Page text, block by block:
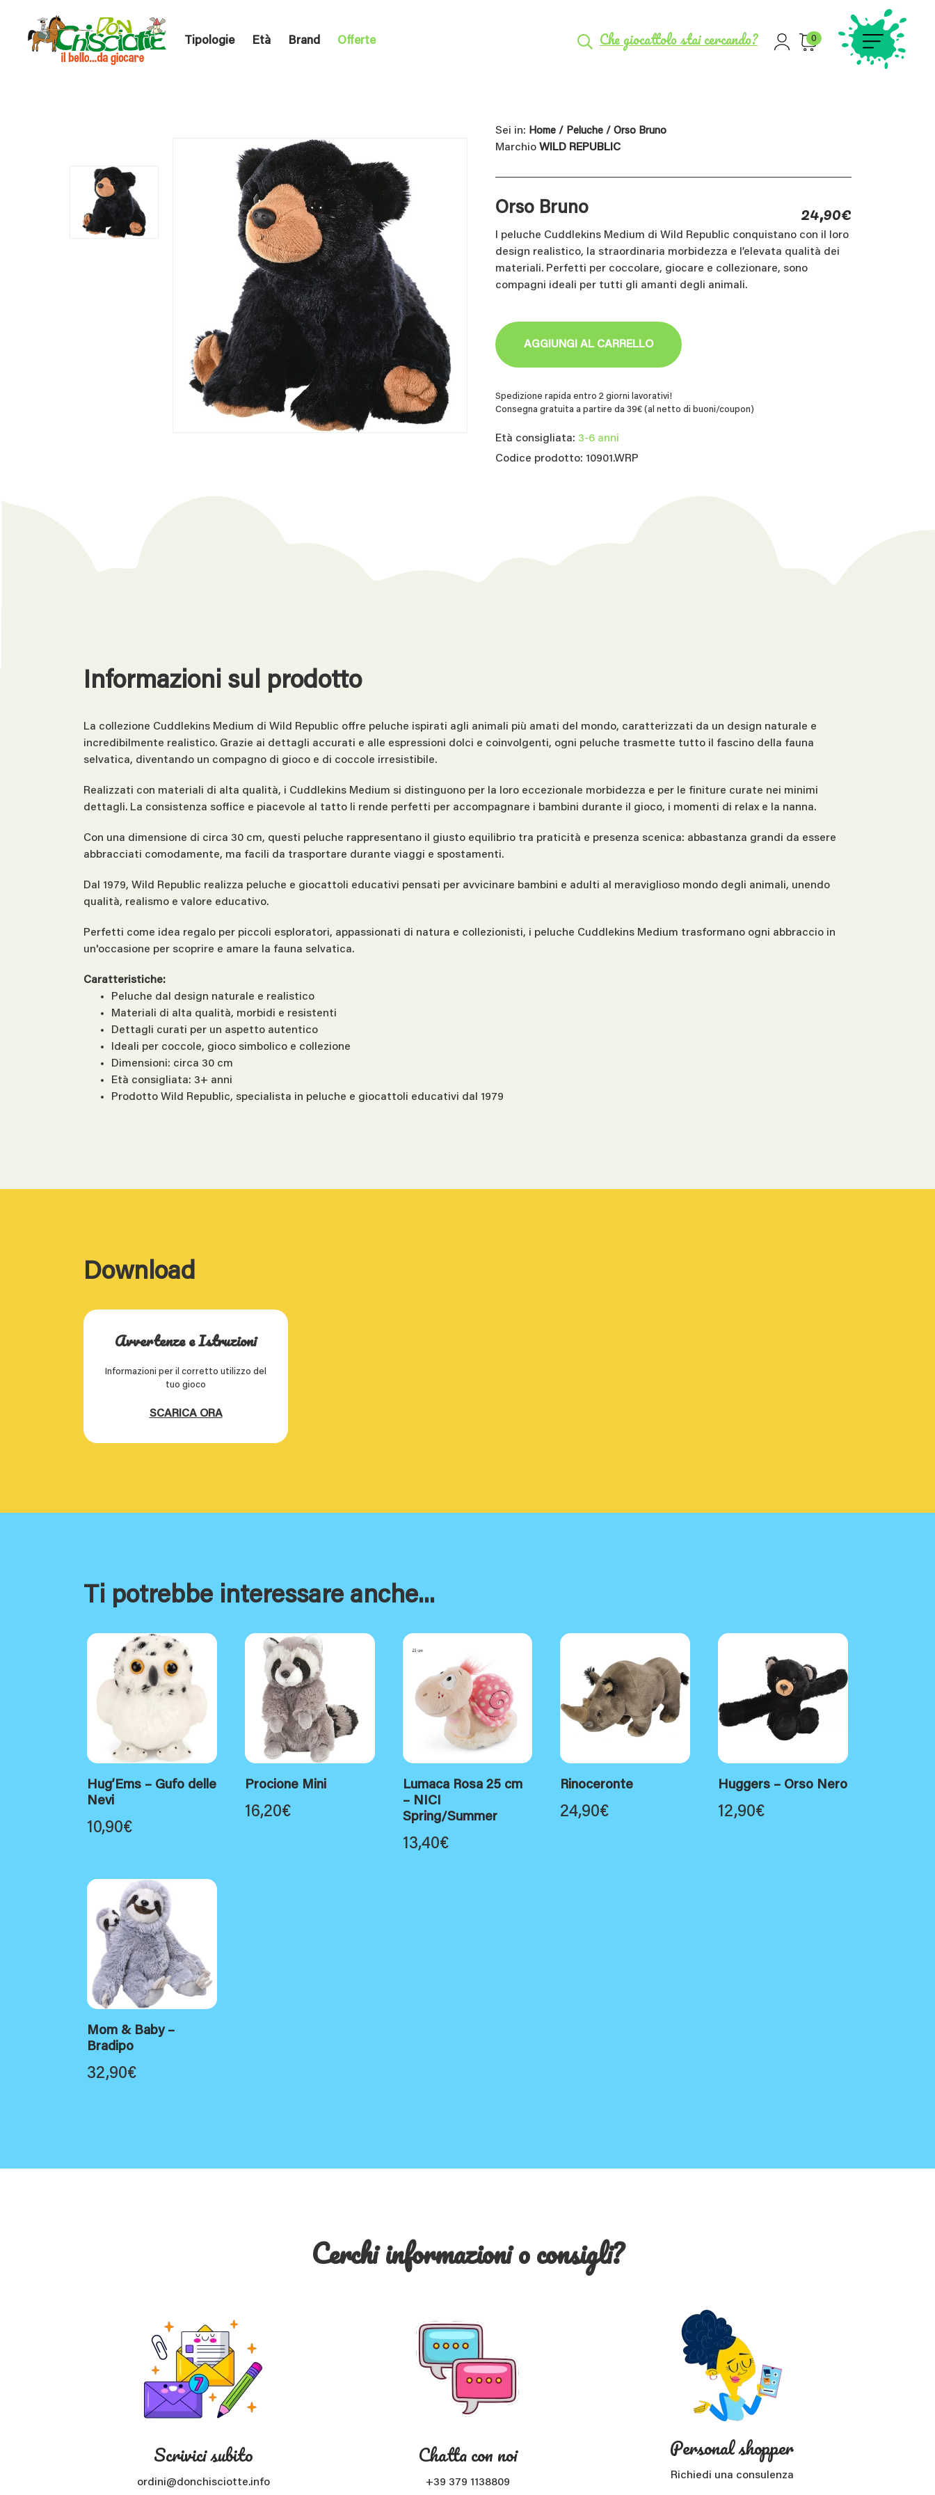
Tipologie Età Brand Offerte Che giocattolo stai cercando? 0
Sei in: Home / Peluche / Orso Bruno
Marchio WILD REPUBLIC
Orso Bruno 24,90€
I peluche Cuddlekins Medium di Wild Republic conquistano con il loro
design realistico, la straordinaria morbidezza e l’elevata qualità dei
materiali. Perfetti per coccolare, giocare e collezionare, sono
compagni ideali per tutti gli amanti degli animali.
AGGIUNGI AL CARRELLO
Spedizione rapida entro 2 giorni lavorativi!
Consegna gratuita a partire da 39€ (al netto di buoni/coupon)
Età consigliata: 3-6 anni
Codice prodotto: 10901.WRP
Informazioni sul prodotto
La collezione Cuddlekins Medium di Wild Republic offre peluche ispirati agli animali più amati del mondo, caratterizzati da un design naturale e
incredibilmente realistico. Grazie ai dettagli accurati e alle espressioni dolci e coinvolgenti, ogni peluche trasmette tutto il fascino della fauna
selvatica, diventando un compagno di gioco e di coccole irresistibile.
Realizzati con materiali di alta qualità, i Cuddlekins Medium si distinguono per la loro eccezionale morbidezza e per le finiture curate nei minimi
dettagli. La consistenza soffice e piacevole al tatto li rende perfetti per accompagnare i bambini durante il gioco, i momenti di relax e la nanna.
Con una dimensione di circa 30 cm, questi peluche rappresentano il giusto equilibrio tra praticità e presenza scenica: abbastanza grandi da essere
abbracciati comodamente, ma facili da trasportare durante viaggi e spostamenti.
Dal 1979, Wild Republic realizza peluche e giocattoli educativi pensati per avvicinare bambini e adulti al meraviglioso mondo degli animali, unendo
qualità, realismo e valore educativo.
Perfetti come idea regalo per piccoli esploratori, appassionati di natura e collezionisti, i peluche Cuddlekins Medium trasformano ogni abbraccio in
un'occasione per scoprire e amare la fauna selvatica.
Caratteristiche:
Peluche dal design naturale e realistico
Materiali di alta qualità, morbidi e resistenti
Dettagli curati per un aspetto autentico
Ideali per coccole, gioco simbolico e collezione
Dimensioni: circa 30 cm
Età consigliata: 3+ anni
Prodotto Wild Republic, specialista in peluche e giocattoli educativi dal 1979
Download
Avvertenze e Istruzioni
Informazioni per il corretto utilizzo del
tuo gioco
SCARICA ORA
Ti potrebbe interessare anche...
Hug’Ems – Gufo delle
Nevi
10,90€
Procione Mini
16,20€
Lumaca Rosa 25 cm
– NICI
Spring/Summer
13,40€
Rinoceronte
24,90€
Huggers – Orso Nero
12,90€
Mom & Baby –
Bradipo
32,90€
Cerchi informazioni o consigli?
Scrivici subito
ordini@donchisciotte.info
Chatta con noi
+39 379 1138809
Personal shopper
Richiedi una consulenza